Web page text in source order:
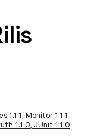
1.1.1, Monitor 1.1.1
1.1.0, JUnit 1.1.0